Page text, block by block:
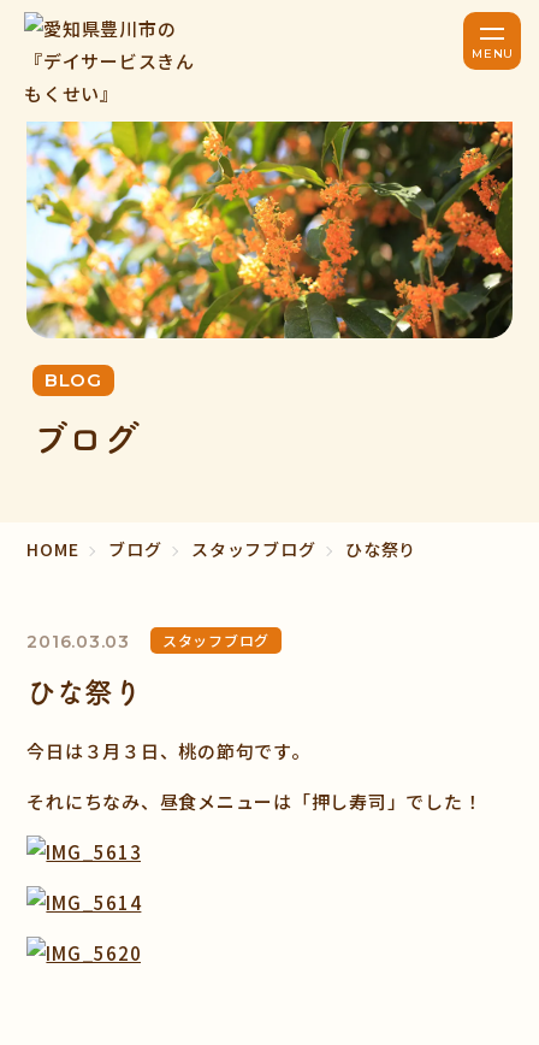
BLOG
ブログ
HOME ブログ スタッフブログ ひな祭り
2016.03.03 スタッフブログ
ひな祭り
今日は３月３日、桃の節句です。
それにちなみ、昼食メニューは「押し寿司」でした！